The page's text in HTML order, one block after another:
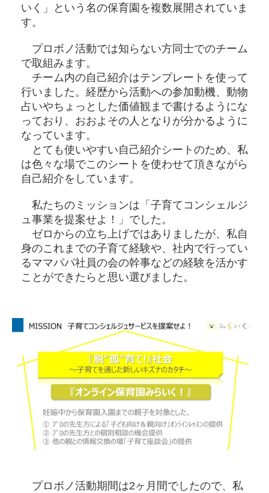
いく」という名の保育園を複数展開されていま
す。
プロボノ活動では知らない方同士でのチーム
で取組みます。
チーム内の自己紹介はテンプレートを使って
行いました。経歴から活動への参加動機、動物
占いやちょっとした価値観まで書けるようにな
っており、おおよその人となりが分かるように
なっています。
とても使いやすい自己紹介シートのため、私
は色々な場でこのシートを使わせて頂きながら
自己紹介をしています。
私たちのミッションは「子育てコンシェルジ
ュ事業を提案せよ！」でした。
ゼロからの立ち上げではありましたが、私自
身のこれまでの子育て経験や、社内で行ってい
るママパパ社員の会の幹事などの経験を活かす
ことができたらと思い選びました。
プロボノ活動期間は2ヶ月間でしたので、私